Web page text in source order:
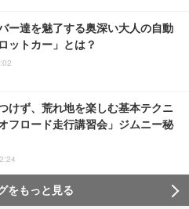
ー達を魅了する奥深い大人の自動
ットカー」とは？
けず、荒れ地を楽しむ基本テクニ
フロード走行講習会」ジムニー秘
をもっと見る